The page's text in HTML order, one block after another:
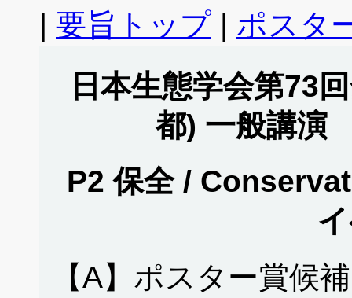
| 要旨トップ | ポスタ
日本生態学会第73
都) 一般講演
P2 保全 /
【A】ポスター賞候